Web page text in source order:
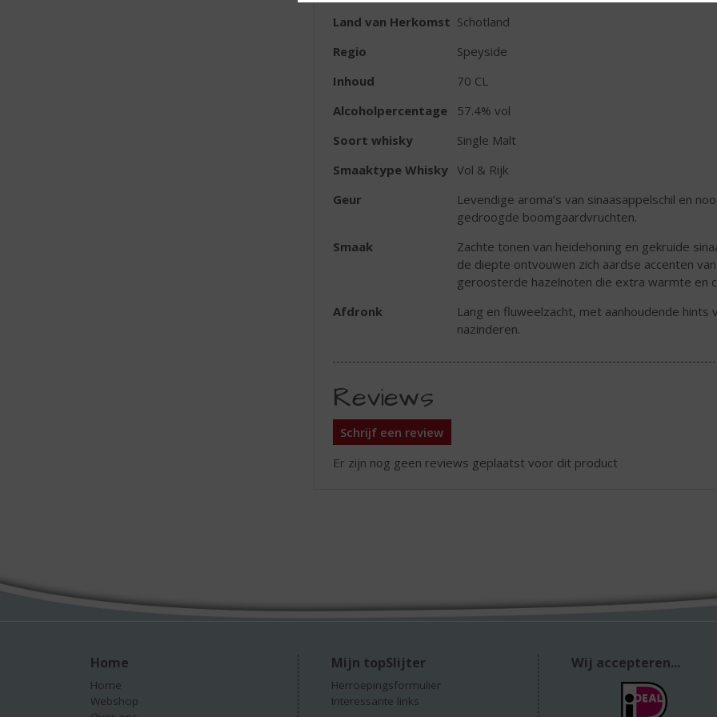
Land van Herkomst Schotland
Regio
Speyside
Inhoud
70 CL
Alcoholpercentage
57.4% vol
Soort whisky
Single Malt
Smaaktype Whisky Vol & Rijk
Geur
Levendige aroma’s van sinaasappelschil en
gedroogde boomgaardvruchten.
Smaak
Zachte tonen van heidehoning en gekruide
de diepte ontvouwen zich aardse accenten
geroosterde hazelnoten die extra warmte en
Afdronk
Lang en fluweelzacht, met aanhoudende
nazinderen.
Reviews
Schrijf een review
Er zijn nog geen reviews geplaatst voor dit product
Home
Home
Webshop
Mijn topSlijter
Herroepingsformulier
Interessante links
Wij accepteren...